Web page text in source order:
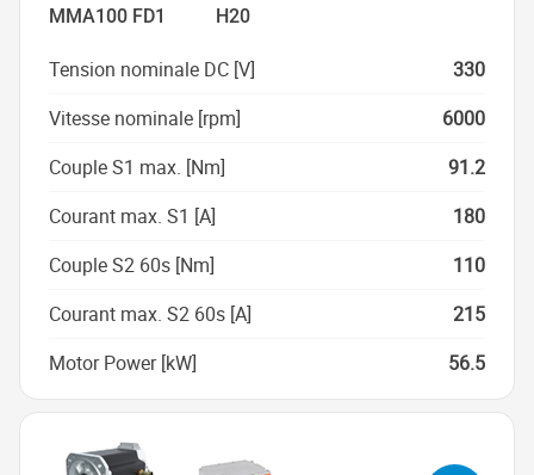
MMA100 FD1 H20
Tension nominale DC [V]
330
Vitesse nominale [rpm]
6000
Couple S1 max. [Nm]
91.2
Courant max. S1 [A]
180
Couple S2 60s [Nm]
110
Courant max. S2 60s [A]
215
Motor Power [kW]
56.5